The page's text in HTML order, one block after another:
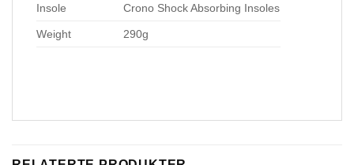
Insole Crono Shock Absorbing Insoles
Weight 290g